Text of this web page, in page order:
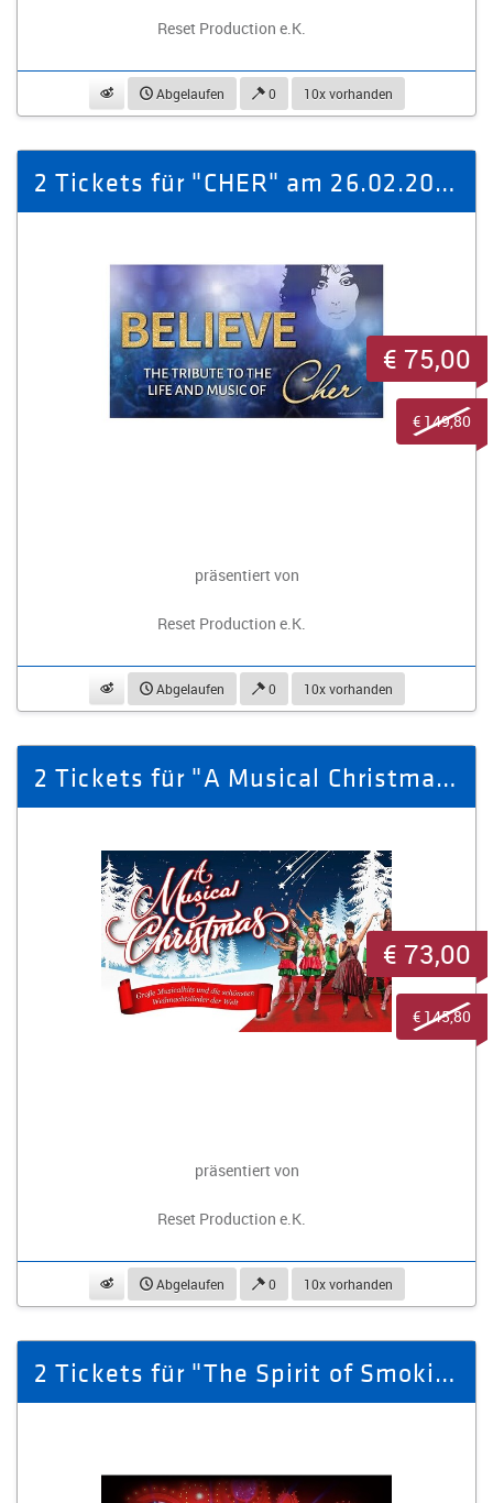
Reset Production e.K.
beobachtenAbgelaufen 0 10x vorhanden
2 Tickets für "CHER" am 26.02.2026 in Zwickau
präsentiert von
Reset Production e.K.
beobachtenAbgelaufen 0 10x vorhanden
€ 75,00
€ 149,80
2 Tickets für "A Musical Christmas" am 19.12.2025 in Zwickau
präsentiert von
Reset Production e.K.
beobachtenAbgelaufen 0 10x vorhanden
€ 73,00
€ 145,80
2 Tickets für "The Spirit of Smokie" 15.02.26 Kulturpalast Dresden